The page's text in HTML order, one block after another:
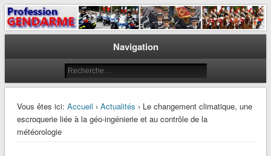
Profession Gendarme
Le journal des gendarmes
Navigation
Vous êtes ici: Accueil › Actualités › Le changement climatique, une
escroquerie liée à la géo-ingénierie et au contrôle de la
météorologie